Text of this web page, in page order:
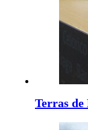
Terras de